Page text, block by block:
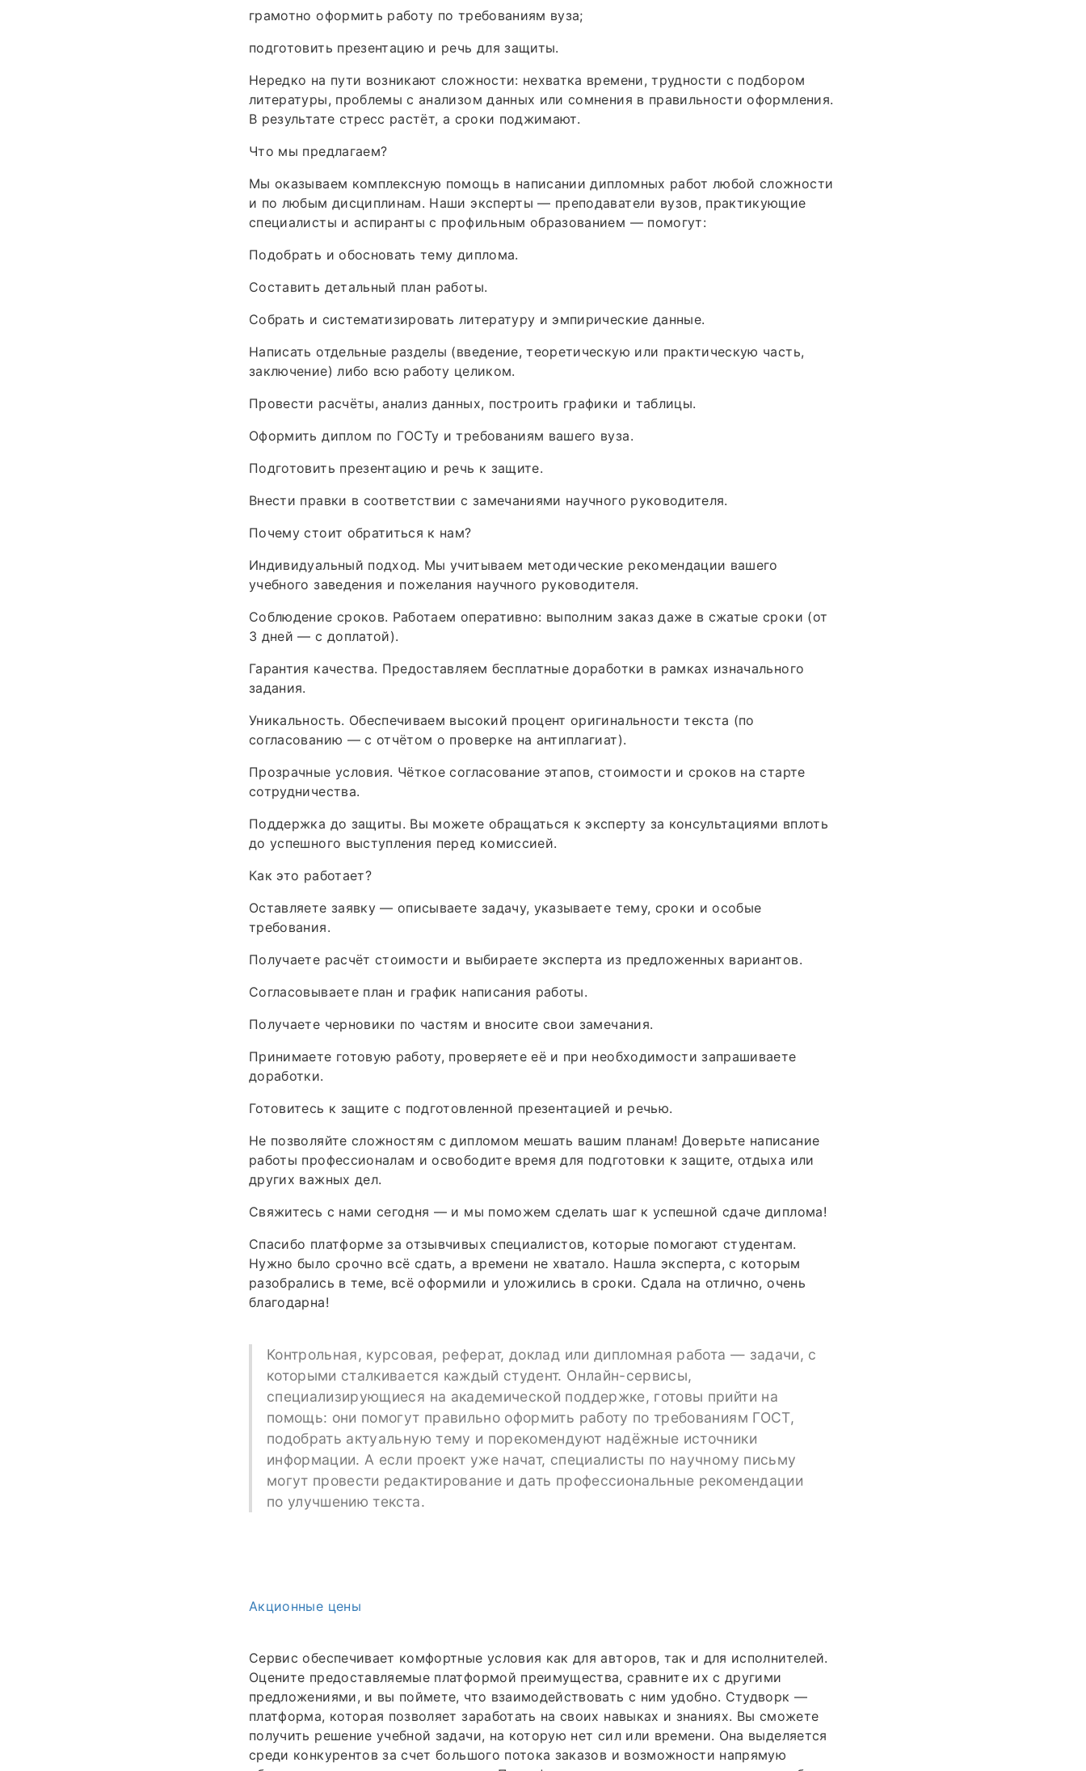
грамотно оформить работу по требованиям вуза;
подготовить презентацию и речь для защиты.
Нередко на пути возникают сложности: нехватка времени, трудности с подбором
литературы, проблемы с анализом данных или сомнения в правильности оформления.
В результате стресс растёт, а сроки поджимают.
Что мы предлагаем?
Мы оказываем комплексную помощь в написании дипломных работ любой сложности
и по любым дисциплинам. Наши эксперты — преподаватели вузов, практикующие
специалисты и аспиранты с профильным образованием — помогут:
Подобрать и обосновать тему диплома.
Составить детальный план работы.
Собрать и систематизировать литературу и эмпирические данные.
Написать отдельные разделы (введение, теоретическую или практическую часть,
заключение) либо всю работу целиком.
Провести расчёты, анализ данных, построить графики и таблицы.
Оформить диплом по ГОСТу и требованиям вашего вуза.
Подготовить презентацию и речь к защите.
Внести правки в соответствии с замечаниями научного руководителя.
Почему стоит обратиться к нам?
Индивидуальный подход. Мы учитываем методические рекомендации вашего
учебного заведения и пожелания научного руководителя.
Соблюдение сроков. Работаем оперативно: выполним заказ даже в сжатые сроки (от
3 дней — с доплатой).
Гарантия качества. Предоставляем бесплатные доработки в рамках изначального
задания.
Уникальность. Обеспечиваем высокий процент оригинальности текста (по
согласованию — с отчётом о проверке на антиплагиат).
Прозрачные условия. Чёткое согласование этапов, стоимости и сроков на старте
сотрудничества.
Поддержка до защиты. Вы можете обращаться к эксперту за консультациями вплоть
до успешного выступления перед комиссией.
Как это работает?
Оставляете заявку — описываете задачу, указываете тему, сроки и особые
требования.
Получаете расчёт стоимости и выбираете эксперта из предложенных вариантов.
Согласовываете план и график написания работы.
Получаете черновики по частям и вносите свои замечания.
Принимаете готовую работу, проверяете её и при необходимости запрашиваете
доработки.
Готовитесь к защите с подготовленной презентацией и речью.
Не позволяйте сложностям с дипломом мешать вашим планам! Доверьте написание
работы профессионалам и освободите время для подготовки к защите, отдыха или
других важных дел.
Свяжитесь с нами сегодня — и мы поможем сделать шаг к успешной сдаче диплома!
Спасибо платформе за отзывчивых специалистов, которые помогают студентам.
Нужно было срочно всё сдать, а времени не хватало. Нашла эксперта, с которым
разобрались в теме, всё оформили и уложились в сроки. Сдала на отлично, очень
благодарна!
Контрольная, курсовая, реферат, доклад или дипломная работа — задачи, с
которыми сталкивается каждый студент. Онлайн-сервисы,
специализирующиеся на академической поддержке, готовы прийти на
помощь: они помогут правильно оформить работу по требованиям ГОСТ,
подобрать актуальную тему и порекомендуют надёжные источники
информации. А если проект уже начат, специалисты по научному письму
могут провести редактирование и дать профессиональные рекомендации
по улучшению текста.
Акционные цены
Сервис обеспечивает комфортные условия как для авторов, так и для исполнителей.
Оцените предоставляемые платформой преимущества, сравните их с другими
предложениями, и вы поймете, что взаимодействовать с ним удобно. Студворк —
платформа, которая позволяет заработать на своих навыках и знаниях. Вы сможете
получить решение учебной задачи, на которую нет сил или времени. Она выделяется
среди конкурентов за счет большого потока заказов и возможности напрямую